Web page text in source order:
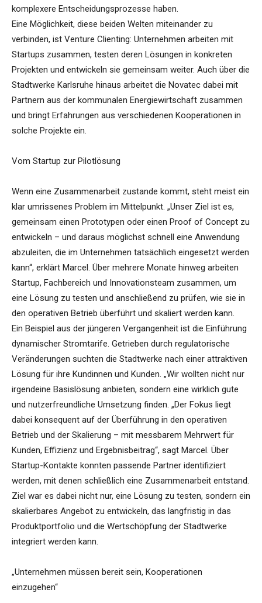
komplexere Entscheidungsprozesse haben.
Eine Möglichkeit, diese beiden Welten miteinander zu
verbinden, ist Venture Clienting: Unternehmen arbeiten mit
Startups zusammen, testen deren Lösungen in konkreten
Projekten und entwickeln sie gemeinsam weiter. Auch über die
Stadtwerke Karlsruhe hinaus arbeitet die Novatec dabei mit
Partnern aus der kommunalen Energiewirtschaft zusammen
und bringt Erfahrungen aus verschiedenen Kooperationen in
solche Projekte ein.
Vom Startup zur Pilotlösung
Wenn eine Zusammenarbeit zustande kommt, steht meist ein
klar umrissenes Problem im Mittelpunkt. „Unser Ziel ist es,
gemeinsam einen Prototypen oder einen Proof of Concept zu
entwickeln – und daraus möglichst schnell eine Anwendung
abzuleiten, die im Unternehmen tatsächlich eingesetzt werden
kann“, erklärt Marcel. Über mehrere Monate hinweg arbeiten
Startup, Fachbereich und Innovationsteam zusammen, um
eine Lösung zu testen und anschließend zu prüfen, wie sie in
den operativen Betrieb überführt und skaliert werden kann.
Ein Beispiel aus der jüngeren Vergangenheit ist die Einführung
dynamischer Stromtarife. Getrieben durch regulatorische
Veränderungen suchten die Stadtwerke nach einer attraktiven
Lösung für ihre Kundinnen und Kunden. „Wir wollten nicht nur
irgendeine Basislösung anbieten, sondern eine wirklich gute
und nutzerfreundliche Umsetzung finden. „Der Fokus liegt
dabei konsequent auf der Überführung in den operativen
Betrieb und der Skalierung – mit messbarem Mehrwert für
Kunden, Effizienz und Ergebnisbeitrag“, sagt Marcel. Über
Startup-Kontakte konnten passende Partner identifiziert
werden, mit denen schließlich eine Zusammenarbeit entstand.
Ziel war es dabei nicht nur, eine Lösung zu testen, sondern ein
skalierbares Angebot zu entwickeln, das langfristig in das
Produktportfolio und die Wertschöpfung der Stadtwerke
integriert werden kann.
„Unternehmen müssen bereit sein, Kooperationen
einzugehen“